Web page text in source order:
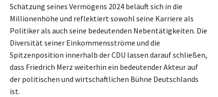
Schätzung seines Vermögens 2024 beläuft sich in die
Millionenhöhe und reflektiert sowohl seine Karriere als
Politiker als auch seine bedeutenden Nebentätigkeiten. Die
Diversität seiner Einkommensströme und die
Spitzenposition innerhalb der CDU lassen darauf schließen,
dass Friedrich Merz weiterhin ein bedeutender Akteur auf
der politischen und wirtschaftlichen Bühne Deutschlands
ist.